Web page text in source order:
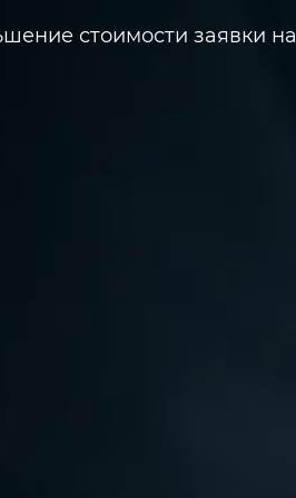
стоимости заявки на